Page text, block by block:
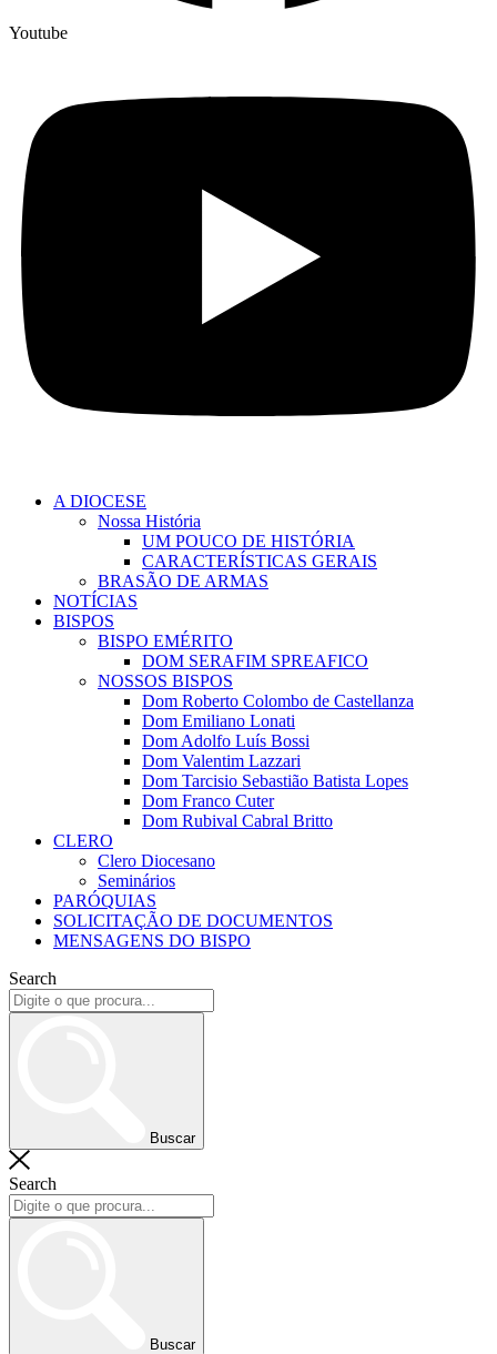
Youtube
A DIOCESE
Nossa História
UM POUCO DE HISTÓRIA
CARACTERÍSTICAS GERAIS
BRASÃO DE ARMAS
NOTÍCIAS
BISPOS
BISPO EMÉRITO
DOM SERAFIM SPREAFICO
NOSSOS BISPOS
Dom Roberto Colombo de Castellanza
Dom Emiliano Lonati
Dom Adolfo Luís Bossi
Dom Valentim Lazzari
Dom Tarcisio Sebastião Batista Lopes
Dom Franco Cuter
Dom Rubival Cabral Britto
CLERO
Clero Diocesano
Seminários
PARÓQUIAS
SOLICITAÇÃO DE DOCUMENTOS
MENSAGENS DO BISPO
Search
Buscar
Search
Buscar